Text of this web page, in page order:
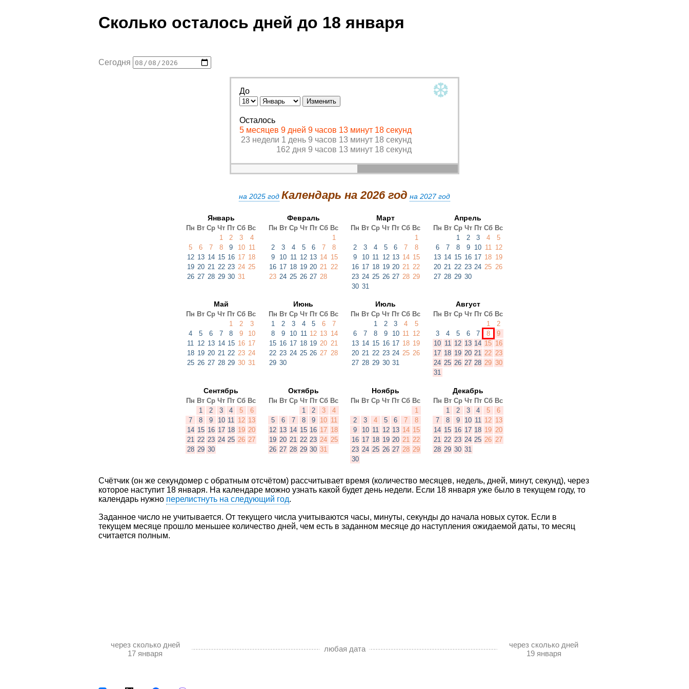
Сколько осталось дней до 18 января
Сегодня
До
Осталось
5 месяцев 9 дней 9 часов 13 минут 18 секунд
23 недели 1 день 9 часов 13 минут 18 секунд
162 дня 9 часов 13 минут 18 секунд
❆
на 2025 год Календарь на 2026 год на 2027 год
Январь
Пн Вт Ср Чт Пт Сб Вс
1
2 3
4
5
6 7 8 9 10 11
12 13 14 15 16 17 18
19 20 21 22 23 24 25
26 27 28 29 30 31
Февраль
Пн Вт Ср Чт Пт Сб Вс
1
2
3 4 5 6 7
8
9
10 11 12 13 14 15
16 17 18 19 20 21 22
23 24 25 26 27 28
Март
Пн Вт Ср Чт Пт Сб Вс
1
2
3 4 5 6 7
8
9
10 11 12 13 14 15
16 17 18 19 20 21 22
23 24 25 26 27 28 29
30 31
Апрель
Пн Вт Ср Чт Пт Сб Вс
1
2 3 4
5
6
7 8 9 10 11 12
13 14 15 16 17 18 19
20 21 22 23 24 25 26
27 28 29 30
Май
Пн Вт Ср Чт Пт Сб Вс
1
2
3
4
5 6 7 8 9
10
11 12 13 14 15 16 17
18 19 20 21 22 23 24
25 26 27 28 29 30 31
Июнь
Пн Вт Ср Чт Пт Сб Вс
1
2 3 4 5 6
7
8
9 10 11 12 13 14
15 16 17 18 19 20 21
22 23 24 25 26 27 28
29 30
Июль
Пн Вт Ср Чт Пт Сб Вс
1
2 3 4
5
6
7 8 9 10 11 12
13 14 15 16 17 18 19
20 21 22 23 24 25 26
27 28 29 30 31
Август
Пн Вт Ср Чт Пт Сб Вс
1
2
3
4 5 6 7 8
9
10 11 12 13 14 15 16
17 18 19 20 21 22 23
24 25 26 27 28 29 30
31
Сентябрь
Пн Вт Ср Чт Пт Сб Вс
1
2 3 4 5
6
7
8 9 10 11 12 13
14 15 16 17 18 19 20
21
22 23 24 25 26 27
28 29 30
Октябрь
Пн Вт Ср Чт Пт Сб Вс
1
2 3
4
5
6 7 8 9 10 11
12 13 14 15 16 17 18
19 20 21 22 23 24 25
26 27 28 29 30 31
Ноябрь
Пн Вт Ср Чт Пт Сб Вс
1
2
3 4 5 6 7
8
9
10 11 12 13 14 15
16 17 18 19 20 21
22
23 24 25 26 27 28 29
30
Декабрь
Пн Вт Ср Чт Пт Сб Вс
1
2 3 4 5
6
7
8 9 10 11 12 13
14 15 16 17 18 19 20
21
22 23 24 25 26 27
28 29 30 31
Счётчик (он же секундомер с обратным отсчётом) рассчитывает время (количество месяцев, недель, дней, минут, секунд), через
которое наступит 18 января. На календаре можно узнать какой будет день недели. Если 18 января уже было в текущем году, то
календарь нужно перелистнуть на следующий год.
Заданное число не учитывается. От текущего числа учитываются часы, минуты, секунды до начала новых суток. Если в
текущем месяце прошло меньшее количество дней, чем есть в заданном месяце до наступления ожидаемой даты, то месяц
считается полным.
через сколько дней
17 января
любая дата
через сколько дней
19 января